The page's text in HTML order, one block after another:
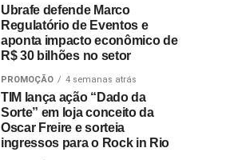
Ubrafe defende Marco
Regulatório de Eventos e
aponta impacto econômico de
R$ 30 bilhões no setor
PROMOÇÃO 4 semanas atrás
TIM lança ação “Dado da
Sorte” em loja conceito da
Oscar Freire e sorteia
ingressos para o Rock in Rio